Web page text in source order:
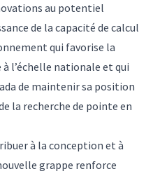
au potentiel
de la capacité de calcul
qui favorise la
l’échelle nationale et qui
de maintenir sa position
la recherche de pointe en
à la conception et à
grappe renforce